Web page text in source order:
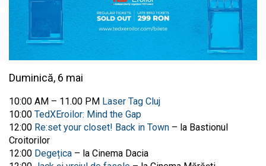
Duminică, 6 mai
10:00 AM – 11.00 PM Laser Tag Cluj
10:00 TedXEroilor: Mind the Gap
12:00 Re:set your closet! Back in Town – la Bastionul
Croitorilor
12:00 Degețica – la Cinema Dacia